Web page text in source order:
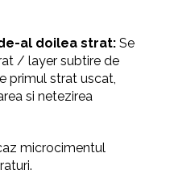
al doilea strat: Se
/ layer subtire de
primul strat uscat,
si netezirea
microcimentul